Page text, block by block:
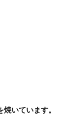
いています。